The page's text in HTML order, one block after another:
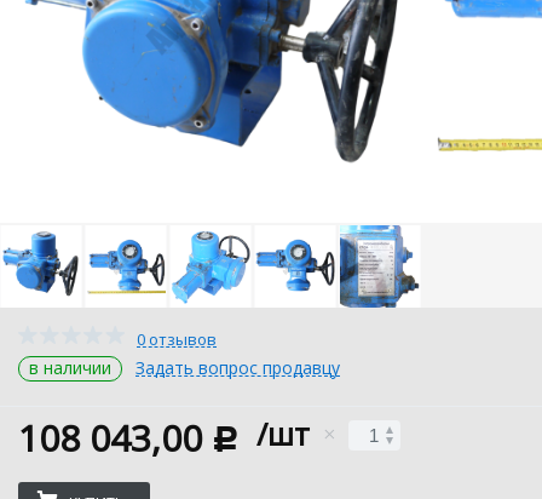
0 отзывов
в наличии Задать вопрос продавцу
108 043,00 c /шт